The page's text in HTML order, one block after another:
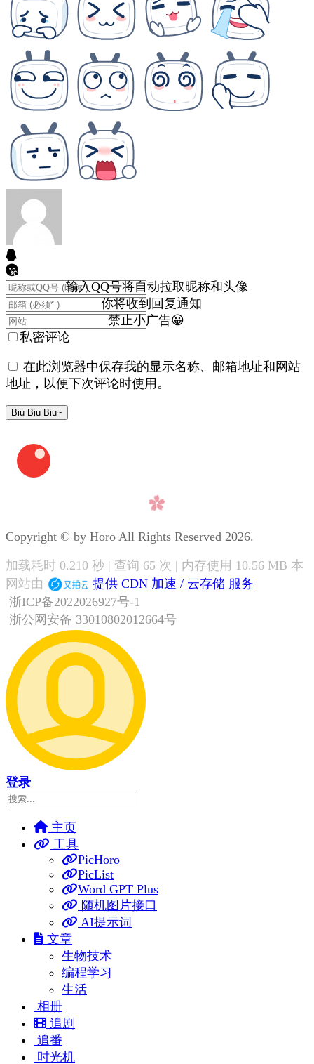
输入QQ号将自动拉取昵称和头像
你将收到回复通知
禁止小广告😀
私密评论
在此浏览器中保存我的显示名称、邮箱地址和网站
地址，以便下次评论时使用。
Copyright © by Horo All Rights Reserved 2026.
加载耗时 0.210 秒 | 查询 65 次 | 内存使用 10.56 MB 本
网站由
提供 CDN 加速 / 云存储 服务
浙ICP备2022026927号-1
浙公网安备 33010802012664号
登录
主页
工具
PicHoro
PicList
Word GPT Plus
随机图片接口
AI提示词
文章
生物技术
编程学习
生活
相册
追剧
追番
时光机